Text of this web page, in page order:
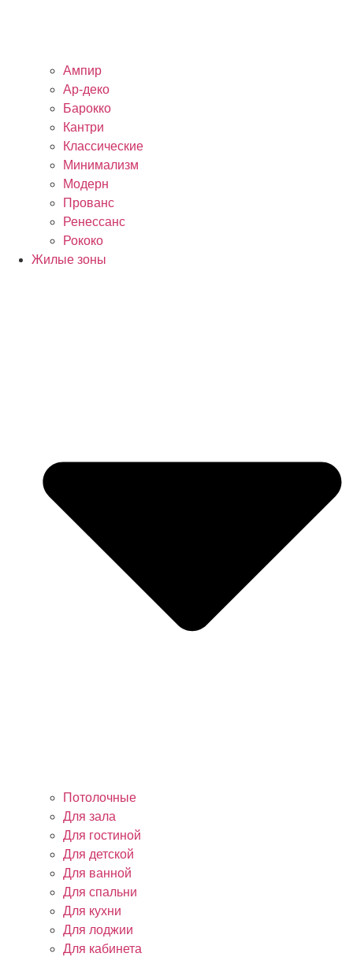
Ампир
Ар-деко
Барокко
Кантри
Классические
Минимализм
Модерн
Прованс
Ренессанс
Рококо
Жилые зоны
Потолочные
Для зала
Для гостиной
Для детской
Для ванной
Для спальни
Для кухни
Для лоджии
Для кабинета